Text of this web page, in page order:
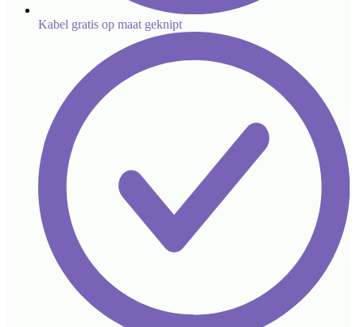
Kabel gratis op maat geknipt